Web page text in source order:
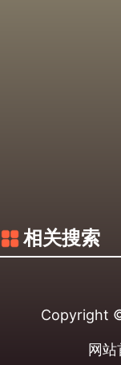
相关搜索
Copyright
网